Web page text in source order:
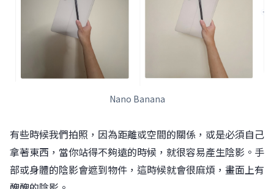
Nano Banana
有些時候我們拍照，因為距離或空間的關係，或是必須自己
拿著東西，當你站得不夠遠的時候，就很容易產生陰影。手
部或身體的陰影會遮到物件，這時候就會很麻煩，畫面上有